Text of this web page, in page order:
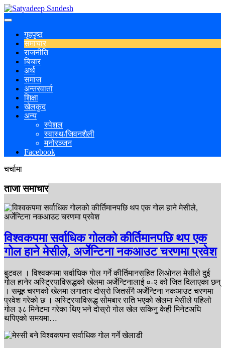
गृहपृष्ठ
समाचार
राजनीति
बिचार
अर्थ
समाज
अन्तरवार्ता
शिक्षा
खेलकुद
अन्य
स्पेशल
स्वास्थ/जिवनशैली
मनोरञ्जन
Facebook
चर्चामा
ताजा समाचार
विश्वकपमा सर्वाधिक गोलको कीर्तिमानपछि थप एक
गोल हाने मेसीले, अर्जेन्टिना नकआउट चरणमा प्रवेश
बुटवल । विश्वकपमा सर्वाधिक गोल गर्ने कीर्तिमानसहित लिओनल मेसीले दुई
गोल हानेर अस्ट्रियाविरूद्धको खेलमा अर्जेन्टिनालाई ०-२ को जित दिलाएका छन्
। समूह चरणको खेलमा लगातार दोस्रो जितसँगै अर्जेन्टिना नकआउट चरणमा
प्रवेश गरेको छ । अस्ट्रियाविरूद्ध सोमबार राति भएको खेलमा मेसीले पहिलो
गोल ३८ मिनेटमा गरेका थिए भने दोस्रो गोल खेल सकिनु केही मिनेटअघि
थपिएको समयमा…